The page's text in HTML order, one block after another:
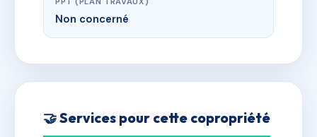
Non concerné
🤝 Services pour cette copropriété